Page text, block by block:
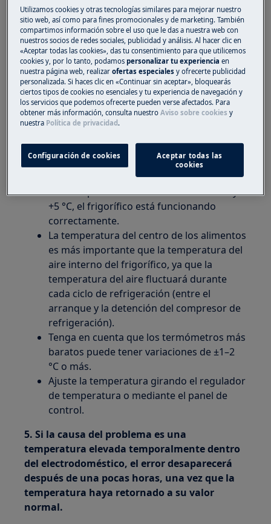
suministro de energía al producto.
2. Evite dejar la puerta abierta durante
periodos de tiempo prolongados.
3. Compruebe si la puerta se ha cerrado
correctamente.
4. Verifique si el electrodoméstico está
enfriando correctamente
Mida la temperatura con un termómetro
dentro de un vaso de agua colocado
dentro del frigorífico.
Si la temperatura se encuentra entre +4 y
+5 °C, el frigorífico está funcionando
correctamente.
La temperatura del centro de los alimentos
es más importante que la temperatura del
aire interno del frigorífico, ya que la
temperatura del aire fluctuará durante
cada ciclo de refrigeración (entre el
arranque y la detención del compresor de
refrigeración).
Tenga en cuenta que los termómetros más
baratos puede tener variaciones de ±1–2
°C o más.
Ajuste la temperatura girando el regulador
de temperatura o mediante el panel de
control.
5. Si la causa del problema es una
temperatura elevada temporalmente dentro
del electrodoméstico, el error desaparecerá
después de una pocas horas, una vez que la
temperatura haya retornado a su valor
normal.
Utilizamos cookies y otras tecnologías similares para mejorar nuestro
sitio web, así como para fines promocionales y de marketing. También
compartimos información sobre el uso que le das a nuestra web con
nuestros socios de redes sociales, publicidad y análisis. Al hacer clic en
«Aceptar todas las cookies», das tu consentimiento para que utilicemos
cookies y, por lo tanto, podamospersonalizar tu experienciaen
nuestra página web, realizarofertas especiales y ofrecerte publicidad
personalizada. Si haces clic en «Continuar sin aceptar», bloquearás
ciertos tipos de cookies no esenciales y tu experiencia de navegación y
los servicios que podemos ofrecerte pueden verse afectados. Para
obtener más información, consulta nuestroAviso sobre cookies y
nuestra Política de privacidad .
Configuración de cookies
Aceptar todas las
cookies